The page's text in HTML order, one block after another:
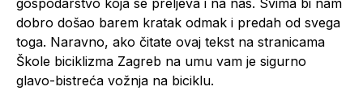
dobro došao barem kratak odmak i predah od svega
toga. Naravno, ako čitate ovaj tekst na stranicama
Škole biciklizma Zagreb na umu vam je sigurno
glavo-bistreća vožnja na biciklu.